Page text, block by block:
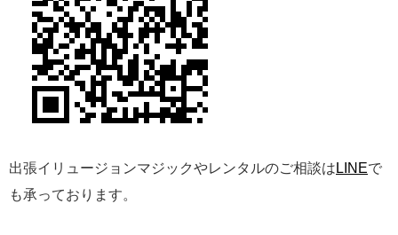
出張イリュージョンマジックやレンタルのご相談は LINEで
も承っております。